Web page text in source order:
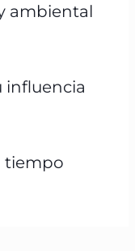
ambiental
influencia
tiempo